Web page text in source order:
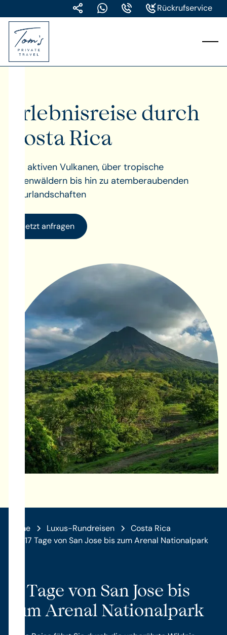
Rückrufservice
Erlebnisreise durch
Costa Rica
Von aktiven Vulkanen, über tropische
Regenwäldern bis hin zu atemberaubenden
Naturlandschaften
Jetzt anfragen
Home Luxus-Rundreisen
Costa Rica
17 Tage von San Jose bis zum Arenal Nationalpark
17 Tage von San Jose bis
zum Arenal Nationalpark